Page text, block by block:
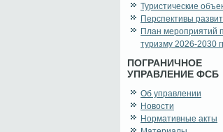
Туристические
Перспективы
План мероприятий
туризму 2026-2030
ПОГРАНИЧНОЕ
УПРАВЛЕНИЕ ФСБ
Об управлении
Новости
Нормативные акты